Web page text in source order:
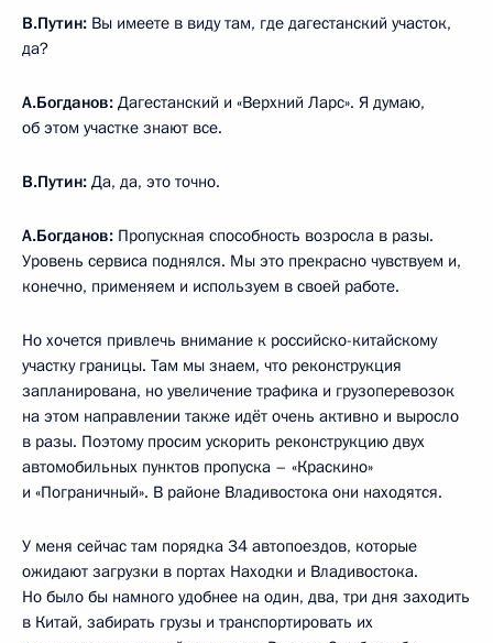
В.Путин: Вы имеете в виду там, где дагестанский участок,
да?
А.Богданов: Дагестанский и «Верхний Ларс». Я думаю,
об этом участке знают все.
В.Путин: Да, да, это точно.
А.Богданов: Пропускная способность возросла в разы.
Уровень сервиса поднялся. Мы это прекрасно чувствуем и,
конечно, применяем и используем в своей работе.
Но хочется привлечь внимание к российско-китайскому
участку границы. Там мы знаем, что реконструкция
запланирована, но увеличение трафика и грузоперевозок
на этом направлении также идёт очень активно и выросло
в разы. Поэтому просим ускорить реконструкцию двух
автомобильных пунктов пропуска – «Краскино»
и «Пограничный». В районе Владивостока они находятся.
У меня сейчас там порядка 34 автопоездов, которые
ожидают загрузки в портах Находки и Владивостока.
Но было бы намного удобнее на один, два, три дня заходить
в Китай, забирать грузы и транспортировать их